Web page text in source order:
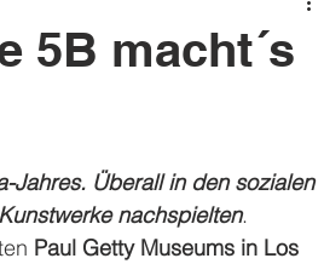
5B macht´s
Jahres. Überall in den sozialen
nachspielten.
Paul Getty Museums in Los